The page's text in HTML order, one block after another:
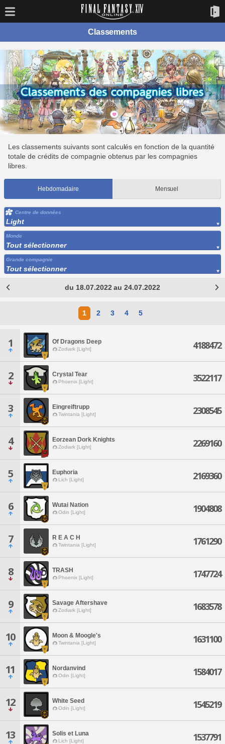
Classements
Les classements suivants sont calculés en fonction de la quantité
totale de crédits de compagnie obtenus par les compagnies
libres.
Hebdomadaire Mensuel
Centre de données
Light
Monde
Tout sélectionner
Grande compagnie
Tout sélectionner
du 18.07.2022 au 24.07.2022
1 2 3 4 5
1 Of Dragons Deep
Zodiark [Light] 4188472
2 Crystal Tear
Phoenix [Light] 3522117
3 Eingreiftrupp
Twintania [Light] 2308545
4 Eorzean Dork Knights
Zodiark [Light] 2269160
5 Euphoria
Lich [Light] 2169360
6 Wutai Nation
Odin [Light] 1904808
7 R E A C H
Twintania [Light] 1761290
8 TRASH
Phoenix [Light] 1747724
9 Savage Aftershave
Zodiark [Light] 1683578
10 Moon & Moogle's
Twintania [Light] 1631100
11 Nordanvind
Odin [Light] 1584017
12 White Seed
Odin [Light] 1545219
13 Solis et Luna
Lich [Light] 1537791